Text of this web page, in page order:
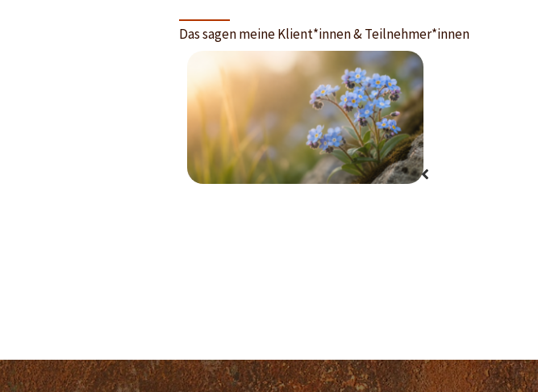
Das sagen meine Klient*innen & Teilnehmer*innen
Lustiger, lehrreicher, unterhaltsamer Nachmittag, wo man viel
lernte und viel brauchbares Material mitnehmen konnte.
Supersympathische, kompetente und bodenständige
Vortragende, DANKE